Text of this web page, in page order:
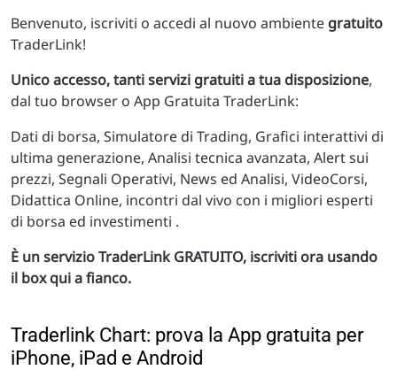
Benvenuto, iscriviti o accedi al nuovo ambiente gratuito
TraderLink!
Unico accesso, tanti servizi gratuiti a tua disposizione,
dal tuo browser o App Gratuita TraderLink:
Dati di borsa, Simulatore di Trading, Grafici interattivi di
ultima generazione, Analisi tecnica avanzata, Alert sui
prezzi, Segnali Operativi, News ed Analisi, VideoCorsi,
Didattica Online, incontri dal vivo con i migliori esperti
di borsa ed investimenti .
È un servizio TraderLink GRATUITO, iscriviti ora usando
il box qui a fianco.
Traderlink Chart: prova la App gratuita per
iPhone, iPad e Android